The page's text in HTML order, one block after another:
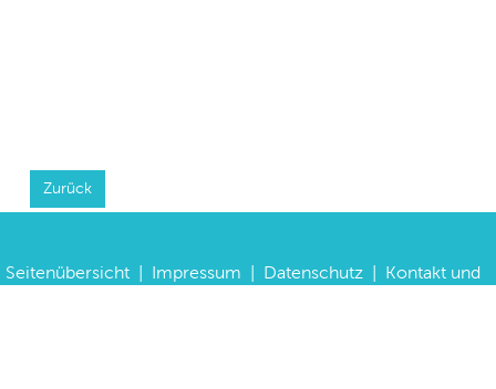
Zurück
Seitenübersicht Impressum Datenschutz
Kontakt und